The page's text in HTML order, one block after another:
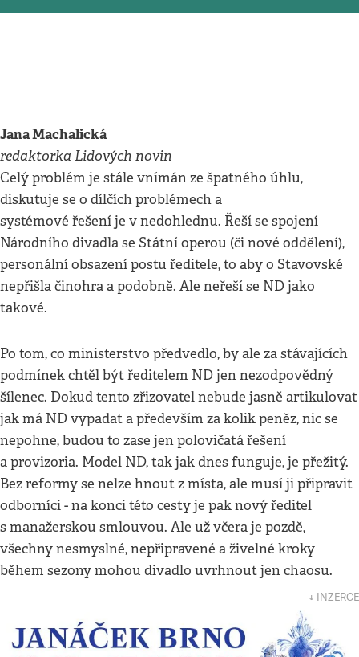
Jana Machalická
redaktorka Lidových novin
Celý problém je stále vnímán ze špatného úhlu,
diskutuje se o dílčích problémech a
systémové řešení je v nedohlednu. Řeší se spojení
Národního divadla se Státní operou (či nové oddělení),
personální obsazení postu ředitele, to aby o Stavovské
nepřišla činohra a podobně. Ale neřeší se ND jako
takové.
Po tom, co ministerstvo předvedlo, by ale za stávajících
podmínek chtěl být ředitelem ND jen nezodpovědný
šílenec. Dokud tento zřizovatel nebude jasně artikulovat
jak má ND vypadat a především za kolik peněz, nic se
nepohne, budou to zase jen polovičatá řešení
a provizoria. Model ND, tak jak dnes funguje, je přežitý.
Bez reformy se nelze hnout z místa, ale musí ji připravit
odborníci - na konci této cesty je pak nový ředitel
s manažerskou smlouvou. Ale už včera je pozdě,
všechny nesmyslné, nepřipravené a živelné kroky
během sezony mohou divadlo uvrhnout jen chaosu.
↓ INZERCE